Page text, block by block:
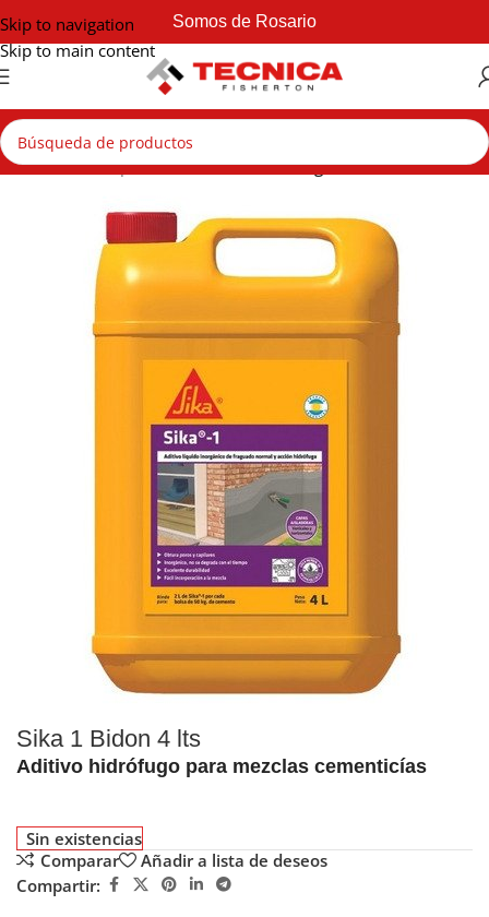
Skip to navigation
Skip to main content
Somos de Rosario
Inicio Sika Impermeabilizantes Hidrófugos
Sika 1 Bidon 4 lts
Aditivo hidrófugo para mezclas cementicías
Sin existencias
Comparar
Añadir a lista de deseos
Compartir: